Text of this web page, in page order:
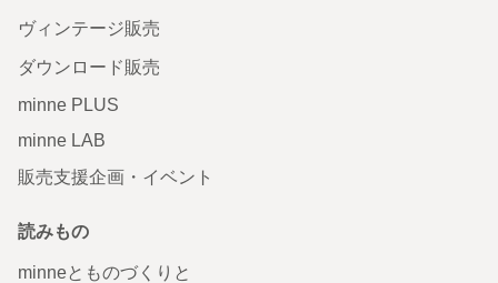
ヴィンテージ販売
ダウンロード販売
minne PLUS
minne LAB
販売支援企画・イベント
読みもの
minneとものづくりと